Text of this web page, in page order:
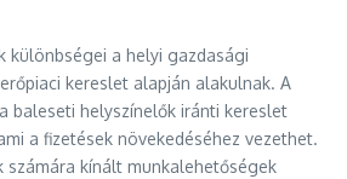
különbségei a helyi gazdasági
kereslet alapján alakulnak. A
baleseti helyszínelők iránti kereslet
a fizetések növekedéséhez vezethet.
számára kínált munkalehetőségek